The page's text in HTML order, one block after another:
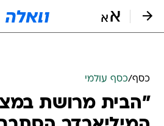
"הבית מרושת
המיליארדר
ונסחט ב-1.2 מיליארד דולר